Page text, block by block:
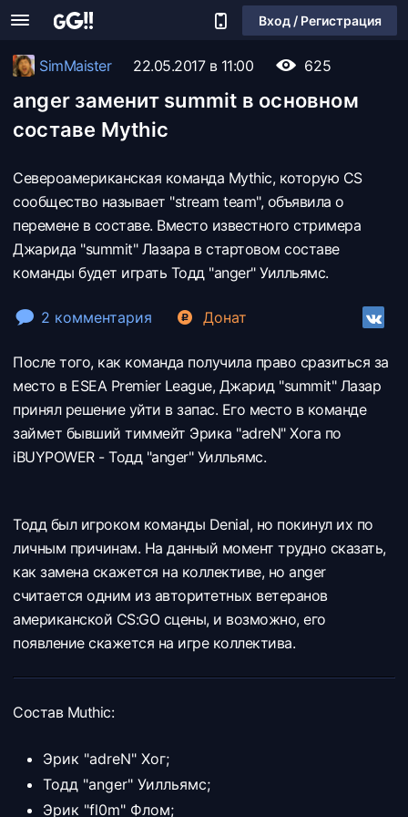
Вход / Регистрация
SimMaister 22.05.2017 в 11:00 625
anger заменит summit в основном
составе Mythic
Североамериканская команда Mythic, которую CS
сообщество называет "stream team", объявила о
перемене в составе. Вместо известного стримера
Джарида "summit" Лазара в стартовом составе
команды будет играть Тодд "anger" Уилльямс.
2 комментария Донат
После того, как команда получила право сразиться за
место в ESEA Premier League, Джарид "summit" Лазар
принял решение уйти в запас. Его место в команде
займет бывший тиммейт Эрика "adreN" Хога по
iBUYPOWER - Тодд "anger" Уилльямс.
Тодд был игроком команды Denial, но покинул их по
личным причинам. На данный момент трудно сказать,
как замена скажется на коллективе, но anger
считается одним из авторитетных ветеранов
американской CS:GO сцены, и возможно, его
появление скажется на игре коллектива.
Состав Muthic:
Эрик "adreN" Хог;
Тодд "anger" Уилльямс;
Эрик "fl0m" Флом;